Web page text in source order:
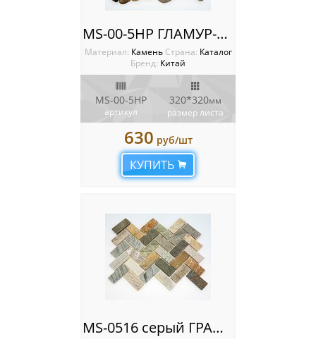
MS-00-5HP ГЛАМУР-ГЛЯНЕЦ
Материал: Камень Cтрана: Каталог
Бренд: Китай
MS-00-5HP
артикул
320*320мм
размер листа
630 руб/шт
КУПИТЬ
MS-0516 серый ГРАНИТ кирпич-ёлочка серый